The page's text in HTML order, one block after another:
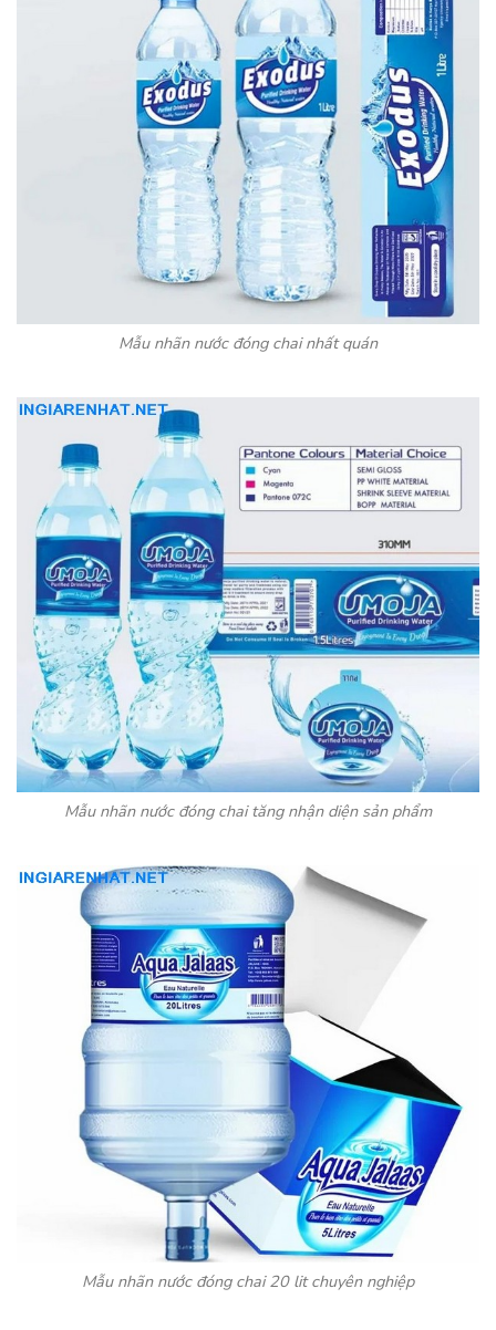
Mẫu nhãn nước đóng chai nhất quán
Mẫu nhãn nước đóng chai tăng nhận diện sản phẩm
Mẫu nhãn nước đóng chai 20 lit chuyên nghiệp